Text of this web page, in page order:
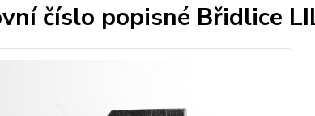
číslo popisné Břidlice